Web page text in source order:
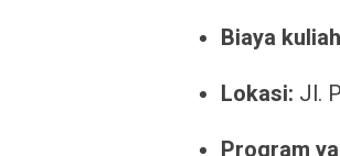
Biaya
Lokasi: Jl.